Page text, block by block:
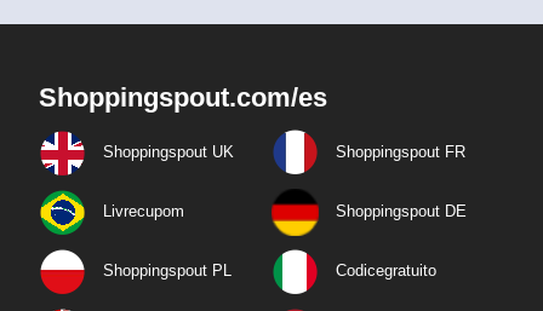
Shoppingspout.com/es
Shoppingspout UK Shoppingspout FR
Livrecupom Shoppingspout DE
Shoppingspout PL Codicegratuito